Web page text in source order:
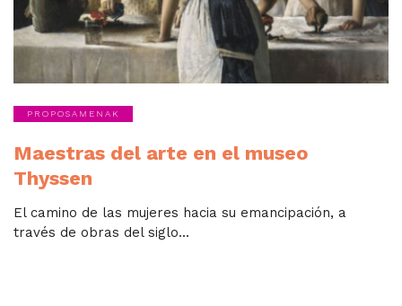
PROPOSAMENAK
Maestras del arte en el museo
Thyssen
El camino de las mujeres hacia su emancipación, a
través de obras del siglo...